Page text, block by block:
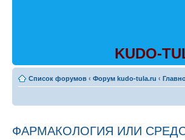
KUDO-
Список форумов ‹ Форум kudo-tula.ru ‹
ФАРМАКОЛОГИЯ ИЛИ